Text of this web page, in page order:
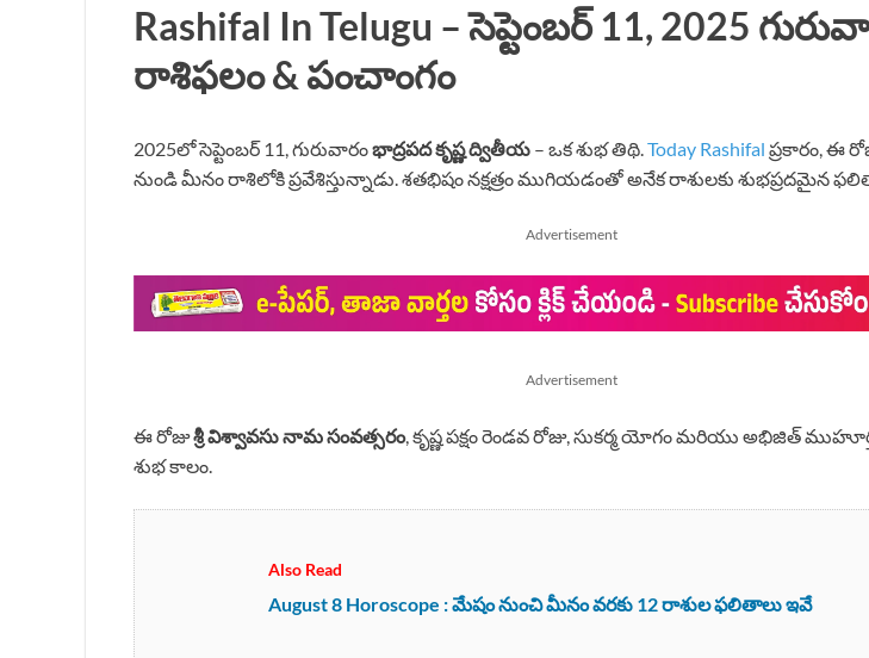
Rashifal In Telugu – సెప్టెంబర్ 11, 2025
రాశిఫలం & పంచాంగం
2025లో సెప్టెంబర్ 11, గురువారంభాద్రపద కృష్ణ ద్వితీయ – ఒక శుభ తిథి. Today Rashifal ప్రకారం, ఈ
నుండి మీనం రాశిలోకి ప్రవేశిస్తున్నాడు. శతభిషం నక్షత్రం ముగియడంతో అనేక రాశులకు శుభప్రదమైన
Advertisement
Advertisement
ఈ రోజుశ్రీ విశ్వావసు నామ సంవత్సరం, కృష్ణ పక్షం రెండవ రోజు, సుకర్మ యోగం మరియు అభిజిత్
శుభ కాలం.
Also Read
August 8 Horoscope : మేషం నుంచి మీనం వరకు 12 రాశుల ఫలితాలు ఇవే